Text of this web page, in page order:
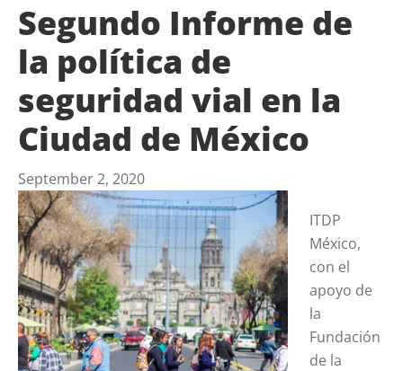
Segundo Informe de
la política de
seguridad vial en la
Ciudad de México
September 2, 2020
ITDP
México,
con el
apoyo de
la
Fundación
de la